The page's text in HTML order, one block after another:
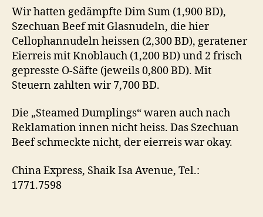
Adliya,
Bahrain
Wir hatten gedämpfte Dim Sum (1,900 BD),
Szechuan Beef mit Glasnudeln, die hier
Cellophannudeln heissen (2,300 BD), geratener
Eierreis mit Knoblauch (1,200 BD) und 2 frisch
gepresste O-Säfte (jeweils 0,800 BD). Mit
Steuern zahlten wir 7,700 BD.
Die „Steamed Dumplings“ waren auch nach
Reklamation innen nicht heiss. Das Szechuan
Beef schmeckte nicht, der eierreis war okay.
China Express, Shaik Isa Avenue, Tel.:
1771.7598